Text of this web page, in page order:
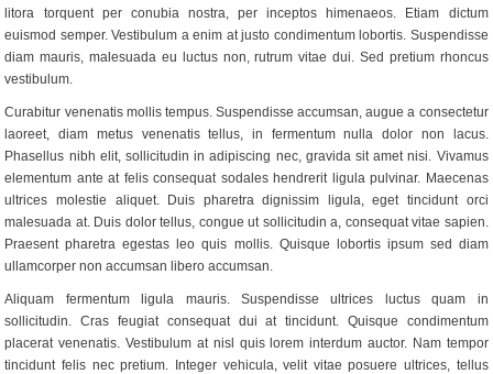
litora torquent per conubia nostra, per inceptos himenaeos. Etiam dictum
euismod semper. Vestibulum a enim at justo condimentum lobortis. Suspendisse
diam mauris, malesuada eu luctus non, rutrum vitae dui. Sed pretium rhoncus
vestibulum.
Curabitur venenatis mollis tempus. Suspendisse accumsan, augue a consectetur
laoreet, diam metus venenatis tellus, in fermentum nulla dolor non lacus.
Phasellus nibh elit, sollicitudin in adipiscing nec, gravida sit amet nisi. Vivamus
elementum ante at felis consequat sodales hendrerit ligula pulvinar. Maecenas
ultrices molestie aliquet. Duis pharetra dignissim ligula, eget tincidunt orci
malesuada at. Duis dolor tellus, congue ut sollicitudin a, consequat vitae sapien.
Praesent pharetra egestas leo quis mollis. Quisque lobortis ipsum sed diam
ullamcorper non accumsan libero accumsan.
Aliquam fermentum ligula mauris. Suspendisse ultrices luctus quam in
sollicitudin. Cras feugiat consequat dui at tincidunt. Quisque condimentum
placerat venenatis. Vestibulum at nisl quis lorem interdum auctor. Nam tempor
tincidunt felis nec pretium. Integer vehicula, velit vitae posuere ultrices, tellus